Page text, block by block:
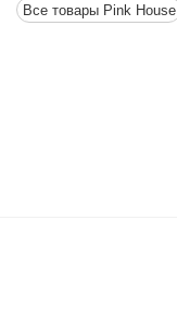
Все товары Pink House